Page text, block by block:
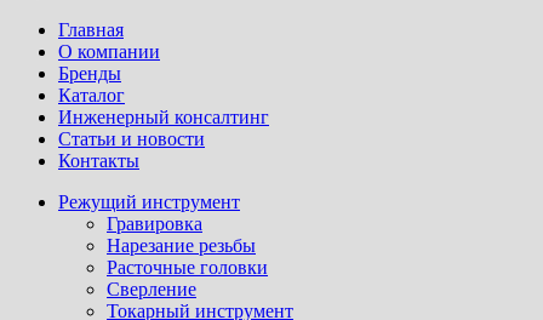
Главная
О компании
Бренды
Каталог
Инженерный консалтинг
Статьи и новости
Контакты
Режущий инструмент
Гравировка
Нарезание резьбы
Расточные головки
Сверление
Токарный инструмент